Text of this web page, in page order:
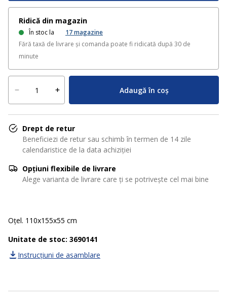
Ridică din magazin
În stoc la 17magazine
Fără taxă de livrare și comanda poate fi ridicată după 30 de
minute
Adaugă în coș
Drept de retur
Beneficiezi de retur sau schimb în termen de 14 zile
calendaristice de la data achiziției
Opțiuni flexibile de livrare
Alege varianta de livrare care ți se potrivește cel mai bine
Oțel. 110x155x55 cm
Unitate de stoc: 3690141
Instrucțiuni de asamblare